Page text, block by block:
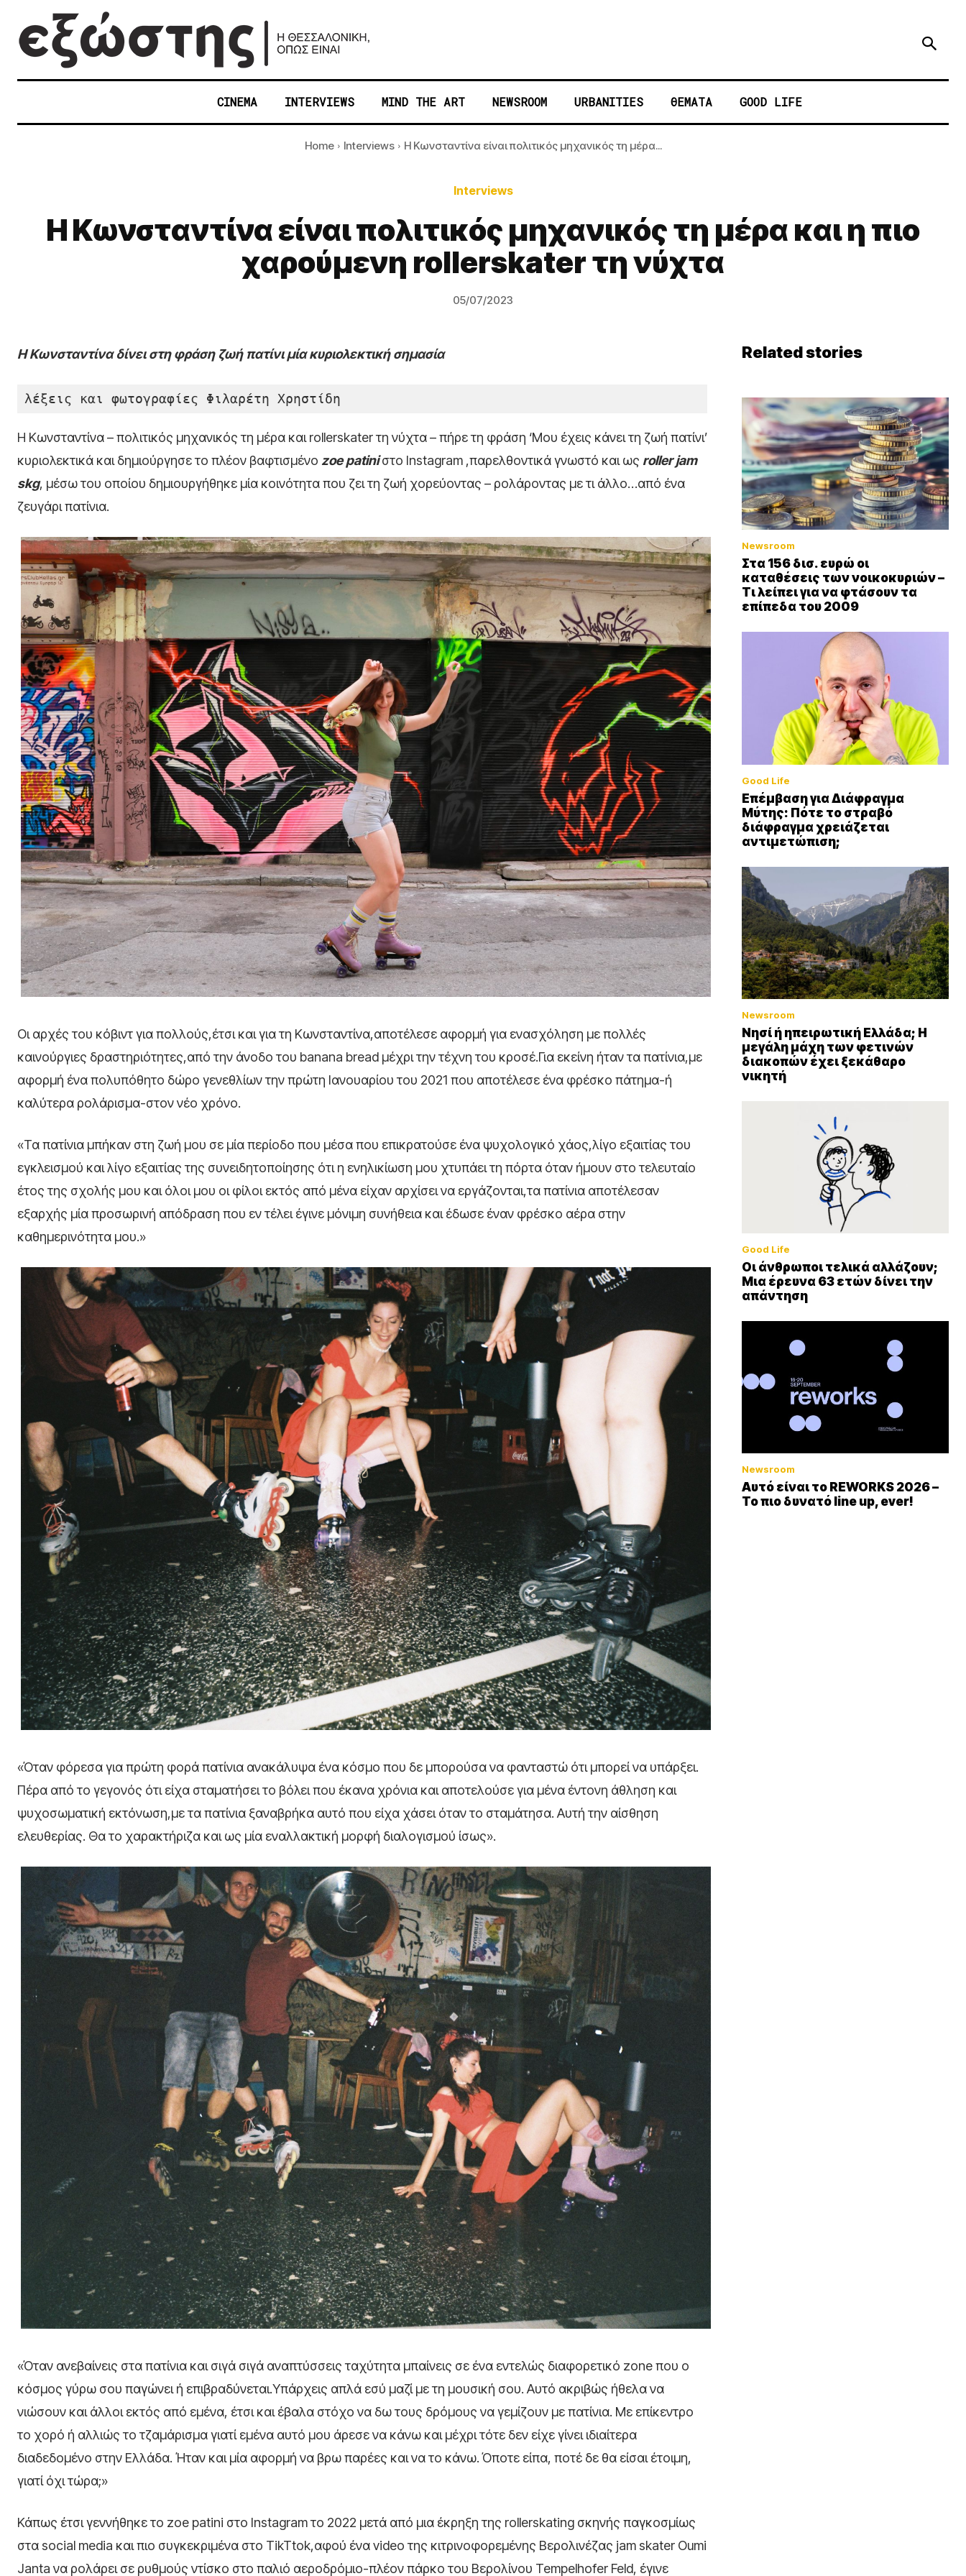
CINEMA INTERVIEWS MIND THE ART NEWSROOM URBANITIES ΘΕΜΑΤΑ GOOD LIFE
Home Interviews Η Κωνσταντίνα είναι πολιτικός μηχανικός τη μέρα...
Interviews
Η Κωνσταντίνα είναι πολιτικός μηχανικός τη μέρα και η πιο
χαρούμενη rollerskater τη νύχτα
05/07/2023
Η Κωνσταντίνα δίνει στη φράση ζωή πατίνι μία κυριολεκτική σημασία
λέξεις και φωτογραφίες Φιλαρέτη Χρηστίδη
Η Κωνσταντίνα – πολιτικός μηχανικός τη μέρα και rollerskater τη νύχτα – πήρε τη φράση ‘Μου έχεις κάνει τη ζωή πατίνι’
κυριολεκτικά και δημιούργησε το πλέον βαφτισμένο zoe patiniστο Instagram ,παρελθοντικά γνωστό και ως roller jam
skg, μέσω του οποίου δημιουργήθηκε μία κοινότητα που ζει τη ζωή χορεύοντας – ρολάροντας με τι άλλο…από ένα
ζευγάρι πατίνια.
Οι αρχές του κόβιντ για πολλούς,έτσι και για τη Κωνσταντίνα,αποτέλεσε αφορμή για ενασχόληση με πολλές
καινούργιες δραστηριότητες,από την άνοδο του banana bread μέχρι την τέχνη του κροσέ.Για εκείνη ήταν τα πατίνια,με
αφορμή ένα πολυπόθητο δώρο γενεθλίων την πρώτη Ιανουαρίου του 2021 που αποτέλεσε ένα φρέσκο πάτημα-ή
καλύτερα ρολάρισμα-στον νέο χρόνο.
«Τα πατίνια μπήκαν στη ζωή μου σε μία περίοδο που μέσα που επικρατούσε ένα ψυχολογικό χάος,λίγο εξαιτίας του
εγκλεισμού και λίγο εξαιτίας της συνειδητοποίησης ότι η ενηλικίωση μου χτυπάει τη πόρτα όταν ήμουν στο τελευταίο
έτος της σχολής μου και όλοι μου οι φίλοι εκτός από μένα είχαν αρχίσει να εργάζονται,τα πατίνια αποτέλεσαν
εξαρχής μία προσωρινή απόδραση που εν τέλει έγινε μόνιμη συνήθεια και έδωσε έναν φρέσκο αέρα στην
καθημερινότητα μου.»
«Όταν φόρεσα για πρώτη φορά πατίνια ανακάλυψα ένα κόσμο που δε μπορούσα να φανταστώ ότι μπορεί να υπάρξει.
Πέρα από το γεγονός ότι είχα σταματήσει το βόλει που έκανα χρόνια και αποτελούσε για μένα έντονη άθληση και
ψυχοσωματική εκτόνωση,με τα πατίνια ξαναβρήκα αυτό που είχα χάσει όταν το σταμάτησα. Αυτή την αίσθηση
ελευθερίας. Θα το χαρακτήριζα και ως μία εναλλακτική μορφή διαλογισμού ίσως».
«Όταν ανεβαίνεις στα πατίνια και σιγά σιγά αναπτύσσεις ταχύτητα μπαίνεις σε ένα εντελώς διαφορετικό zone που ο
κόσμος γύρω σου παγώνει ή επιβραδύνεται.Υπάρχεις απλά εσύ μαζί με τη μουσική σου. Αυτό ακριβώς ήθελα να
νιώσουν και άλλοι εκτός από εμένα, έτσι και έβαλα στόχο να δω τους δρόμους να γεμίζουν με πατίνια. Με επίκεντρο
το χορό ή αλλιώς το τζαμάρισμα γιατί εμένα αυτό μου άρεσε να κάνω και μέχρι τότε δεν είχε γίνει ιδιαίτερα
διαδεδομένο στην Ελλάδα. Ήταν και μία αφορμή να βρω παρέες και να το κάνω. Όποτε είπα, ποτέ δε θα είσαι έτοιμη,
γιατί όχι τώρα;»
Κάπως έτσι γεννήθηκε το zoe patini στο Instagram το 2022 μετά από μια έκρηξη της rollerskating σκηνής παγκοσμίως
στα social media και πιο συγκεκριμένα στο TikTtok,αφού ένα video της κιτρινοφορεμένης Βερολινέζας jam skater Oumi
Janta να ρολάρει σε ρυθμούς ντίσκο στο παλιό αεροδρόμιο-πλέον πάρκο του Βερολίνου Tempelhofer Feld, έγινε
Related stories
Newsroom
Στα 156 δισ. ευρώ οι
καταθέσεις των νοικοκυριών –
Τι λείπει για να φτάσουν τα
επίπεδα του 2009
Good Life
Επέμβαση για Διάφραγμα
Μύτης: Πότε το στραβό
διάφραγμα χρειάζεται
αντιμετώπιση;
Newsroom
Νησί ή ηπειρωτική Ελλάδα; Η
μεγάλη μάχη των φετινών
διακοπών έχει ξεκάθαρο
νικητή
Good Life
Οι άνθρωποι τελικά αλλάζουν;
Μια έρευνα 63 ετών δίνει την
απάντηση
Newsroom
Αυτό είναι το REWORKS 2026 –
Το πιο δυνατό line up, ever!